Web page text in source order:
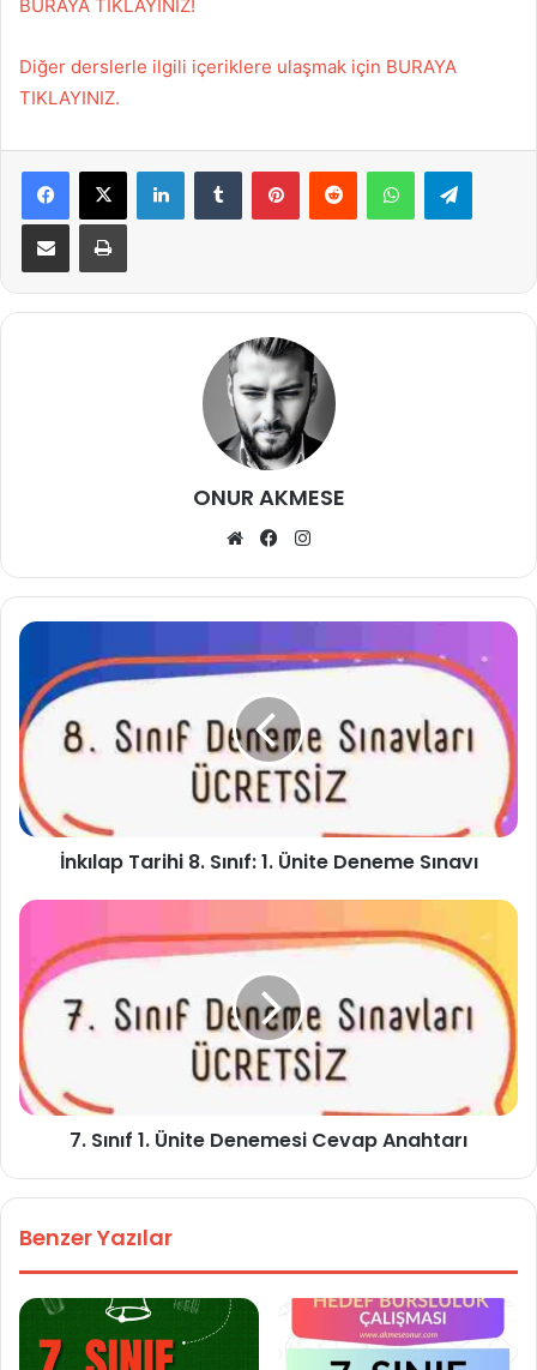
BURAYA TIKLAYINIZ!
Diğer derslerle ilgili içeriklere ulaşmak için BURAYA
TIKLAYINIZ.
Facebook LinkedIn Tumblr PinterestReddit WhatsApp
E-Posta ile paylaş Yazdır
ONUR AKMESE
Web
Facebook
İnkılap Tarihi 8. Sınıf: 1. Ünite Deneme Sınavı
7. Sınıf 1. Ünite Denemesi Cevap Anahtarı
Benzer Yazılar